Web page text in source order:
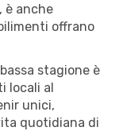
è anche
offrano
stagione è
locali al
unici,
quotidiana di